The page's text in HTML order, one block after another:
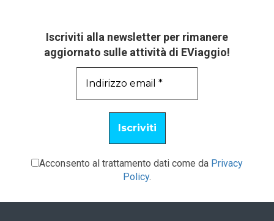
Iscriviti alla newsletter per rimanere
aggiornato sulle attività di EViaggio!
Acconsento al trattamento dati come da Privacy
Policy.